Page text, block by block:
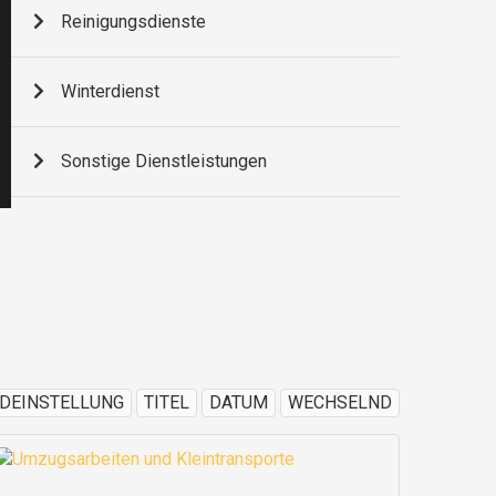
Reinigungsdienste
Winterdienst
Sonstige Dienstleistungen
TITEL DATUM WECHSELND